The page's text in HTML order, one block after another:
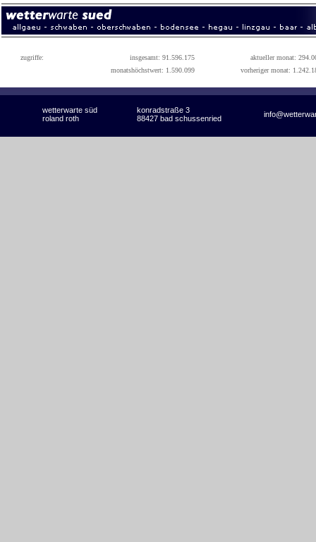
zugriffe: insgesamt: 91.596.175
aktueller monat:
monatshöchstwert: 1.590.099
vorheriger monat:
wetterwarte süd konradstraße 3
roland roth 88427 bad schussenried